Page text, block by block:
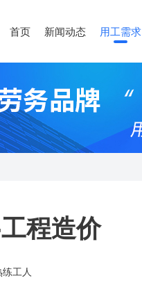
首页 新闻动态 用工需求
工程造价
工人